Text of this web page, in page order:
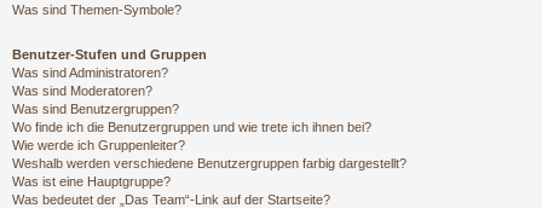
Was sind Themen-Symbole?
Benutzer-Stufen und Gruppen
Was sind Administratoren?
Was sind Moderatoren?
Was sind Benutzergruppen?
Wo finde ich die Benutzergruppen und wie trete ich ihnen bei?
Wie werde ich Gruppenleiter?
Weshalb werden verschiedene Benutzergruppen farbig dargestellt?
Was ist eine Hauptgruppe?
Was bedeutet der „Das Team“-Link auf der Startseite?